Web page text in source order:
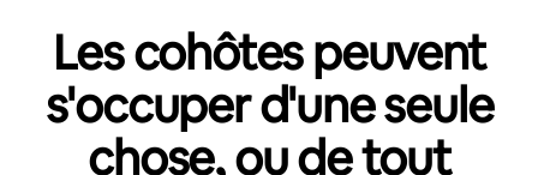
Les cohôtes peuvent
s'occuper d'une seule
chose, ou de tout